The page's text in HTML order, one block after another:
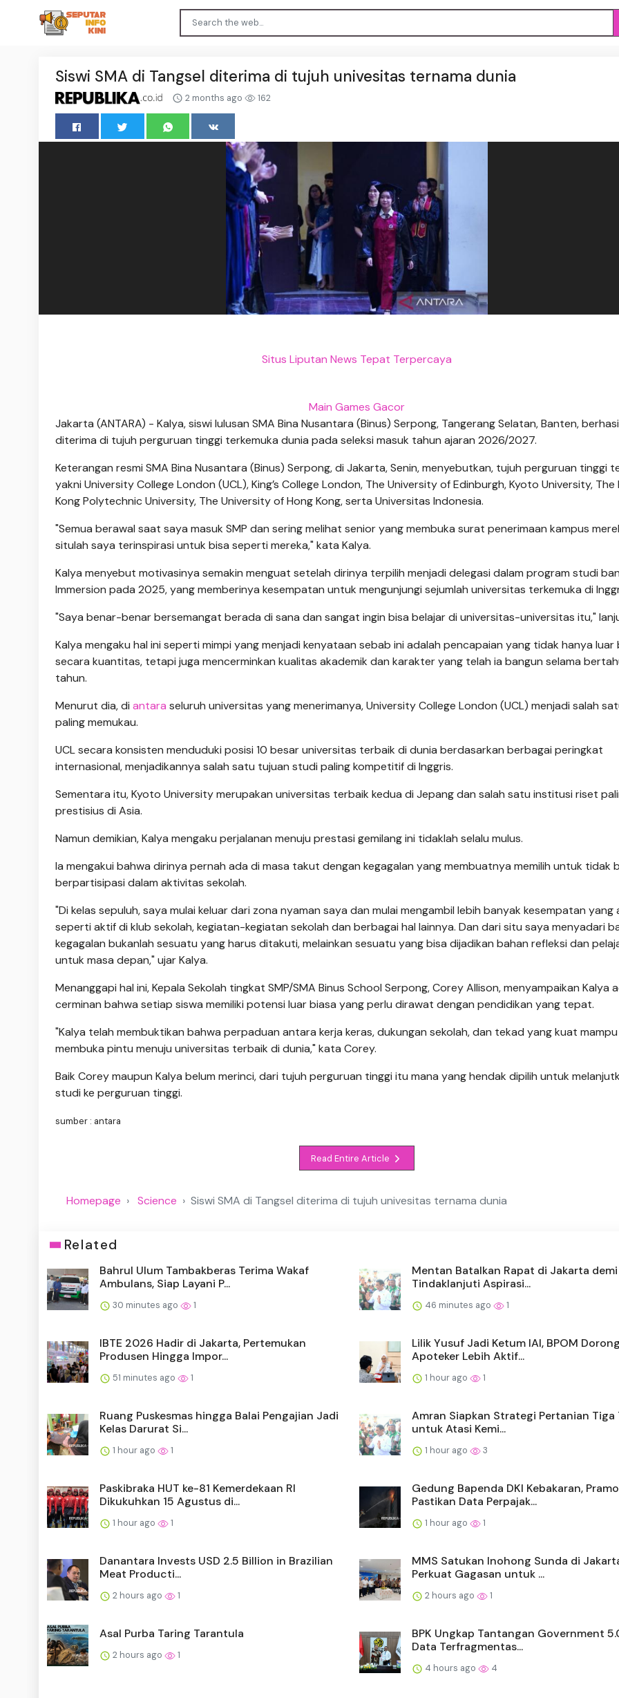
Siswi SMA di Tangsel diterima di tujuh univesitas ternama dunia
2 months ago 162
Situs Liputan News Tepat Terpercaya
Main Games Gacor
Jakarta (ANTARA) - Kalya, siswi lulusan SMA Bina Nusantara (Binus) Serpong, Tangerang Selatan, Banten,
diterima di tujuh perguruan tinggi terkemuka dunia pada seleksi masuk tahun ajaran 2026/2027.
Keterangan resmi SMA Bina Nusantara (Binus) Serpong, di Jakarta, Senin, menyebutkan, tujuh perguruan tinggi
yakni University College London (UCL), King’s College London, The University of Edinburgh, Kyoto University, The
Kong Polytechnic University, The University of Hong Kong, serta Universitas Indonesia.
"Semua berawal saat saya masuk SMP dan sering melihat senior yang membuka surat penerimaan kampus
situlah saya terinspirasi untuk bisa seperti mereka," kata Kalya.
Kalya menyebut motivasinya semakin menguat setelah dirinya terpilih menjadi delegasi dalam program studi
Immersion pada 2025, yang memberinya kesempatan untuk mengunjungi sejumlah universitas terkemuka di
"Saya benar-benar bersemangat berada di sana dan sangat ingin bisa belajar di universitas-universitas itu,"
Kalya mengaku hal ini seperti mimpi yang menjadi kenyataan sebab ini adalah pencapaian yang tidak hanya luar
secara kuantitas, tetapi juga mencerminkan kualitas akademik dan karakter yang telah ia bangun selama
tahun.
Menurut dia, di antara seluruh universitas yang menerimanya, University College London (UCL) menjadi salah
paling memukau.
UCL secara konsisten menduduki posisi 10 besar universitas terbaik di dunia berdasarkan berbagai peringkat
internasional, menjadikannya salah satu tujuan studi paling kompetitif di Inggris.
Sementara itu, Kyoto University merupakan universitas terbaik kedua di Jepang dan salah satu institusi riset
prestisius di Asia.
Namun demikian, Kalya mengaku perjalanan menuju prestasi gemilang ini tidaklah selalu mulus.
Ia mengakui bahwa dirinya pernah ada di masa takut dengan kegagalan yang membuatnya memilih untuk tidak
berpartisipasi dalam aktivitas sekolah.
"Di kelas sepuluh, saya mulai keluar dari zona nyaman saya dan mulai mengambil lebih banyak kesempatan yang
seperti aktif di klub sekolah, kegiatan-kegiatan sekolah dan berbagai hal lainnya. Dan dari situ saya menyadari
kegagalan bukanlah sesuatu yang harus ditakuti, melainkan sesuatu yang bisa dijadikan bahan refleksi dan
untuk masa depan," ujar Kalya.
Menanggapi hal ini, Kepala Sekolah tingkat SMP/SMA Binus School Serpong, Corey Allison, menyampaikan Kalya
cerminan bahwa setiap siswa memiliki potensi luar biasa yang perlu dirawat dengan pendidikan yang tepat.
"Kalya telah membuktikan bahwa perpaduan antara kerja keras, dukungan sekolah, dan tekad yang kuat mampu
membuka pintu menuju universitas terbaik di dunia," kata Corey.
Baik Corey maupun Kalya belum merinci, dari tujuh perguruan tinggi itu mana yang hendak dipilih untuk
studi ke perguruan tinggi.
sumber : antara
Read Entire Article
Homepage Science Siswi SMA di Tangsel diterima di tujuh univesitas ternama dunia
Related
Bahrul Ulum Tambakberas Terima Wakaf
Ambulans, Siap Layani P...
30 minutes ago 1
Mentan Batalkan Rapat di Jakarta demi
Tindaklanjuti Aspirasi...
46 minutes ago 1
IBTE 2026 Hadir di Jakarta, Pertemukan
Produsen Hingga Impor...
51 minutes ago 1
Lilik Yusuf Jadi Ketum IAI, BPOM Dorong
Apoteker Lebih Aktif...
1 hour ago 1
Ruang Puskesmas hingga Balai Pengajian Jadi
Kelas Darurat Si...
1 hour ago 1
Amran Siapkan Strategi Pertanian Tiga
untuk Atasi Kemi...
1 hour ago 3
Paskibraka HUT ke-81 Kemerdekaan RI
Dikukuhkan 15 Agustus di...
1 hour ago 1
Gedung Bapenda DKI Kebakaran,
Pastikan Data Perpajak...
1 hour ago 1
Danantara Invests USD 2.5 Billion in Brazilian
Meat Producti...
2 hours ago 1
MMS Satukan Inohong Sunda di
Perkuat Gagasan untuk ...
2 hours ago 1
Asal Purba Taring Tarantula
2 hours ago 1
BPK Ungkap Tantangan Government
Data Terfragmentas...
4 hours ago 4